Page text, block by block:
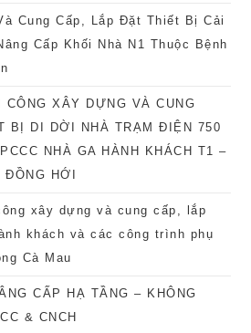
Cung Cấp, Lắp Đặt Thiết Bị Cải
Cấp Khối Nhà N1 Thuộc Bệnh
XÂY DỰNG VÀ CUNG
BỊ DI DỜI NHÀ TRẠM ĐIỆN 750
NHÀ GA HÀNH KHÁCH T1 –
HỚI
xây dựng và cung cấp, lắp
khách và các công trình phụ
Cà Mau
CẤP HẠ TẦNG – KHÔNG
& CNCH